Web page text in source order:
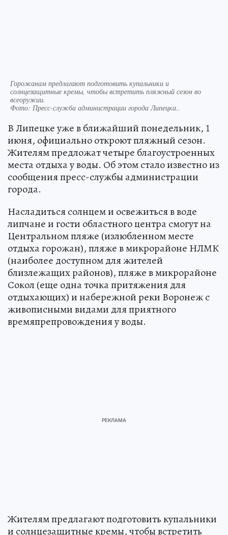
Горожанам предлагают подготовить купальники и
солнцезащитные кремы, чтобы встретить пляжный сезон во
всеоружии.
Фото: Пресс-служба администрации города Липецка..
В Липецке уже в ближайший понедельник, 1
июня, официально откроют пляжный сезон.
Жителям предложат четыре благоустроенных
места отдыха у воды. Об этом стало известно из
сообщения пресс-службы администрации
города.
Насладиться солнцем и освежиться в воде
липчане и гости областного центра смогут на
Центральном пляже (излюбленном месте
отдыха горожан), пляже в микрорайоне НЛМК
(наиболее доступном для жителей
близлежащих районов), пляже в микрорайоне
Сокол (еще одна точка притяжения для
отдыхающих) и набережной реки Воронеж с
живописными видами для приятного
времяпрепровождения у воды.
Жителям предлагают подготовить купальники
и солнцезащитные кремы, чтобы встретить